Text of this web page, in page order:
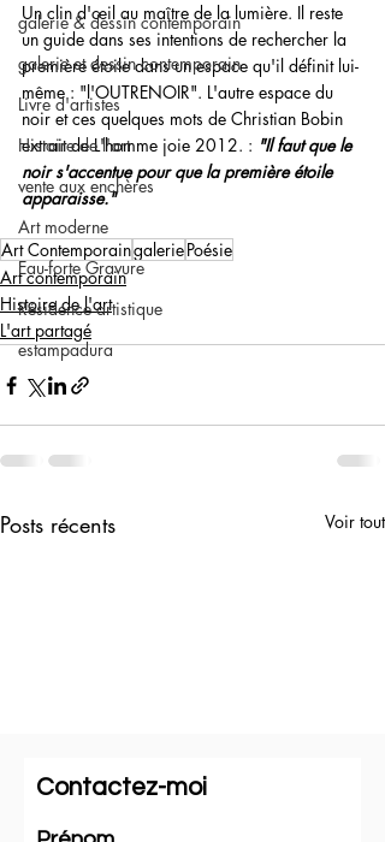
galerie & dessin contemporain
galerie et dessin contemporain
Livre d'artistes
Histoire de l'art
vente aux enchères
Art moderne
Eau-forte Gravure
Résidence artistique
estampadura
Un clin d'œil au maître de la lumière. Il reste
un guide dans ses intentions de rechercher la
première étoile dans un espace qu'il définit lui-
même : "l'OUTRENOIR". L'autre espace du
noir et ces quelques mots de Christian Bobin
extrait de L'homme joie 2012. : "Il faut que le
noir s'accentue pour que la première étoile
apparaisse."
Art ContemporaingaleriePoésie
Art contemporain
Histoire de l'art
L'art partagé
Posts récents Voir tout
Contactez-moi